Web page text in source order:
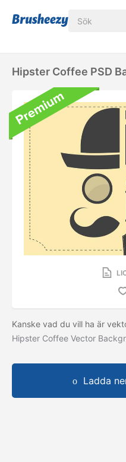
Hipster Coffee PSD
Kanske vad du vill ha är
Hipster Coffee Vector
Ladda